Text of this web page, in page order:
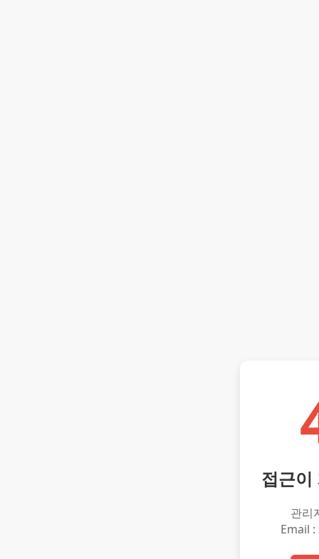
접근이
관리
Email